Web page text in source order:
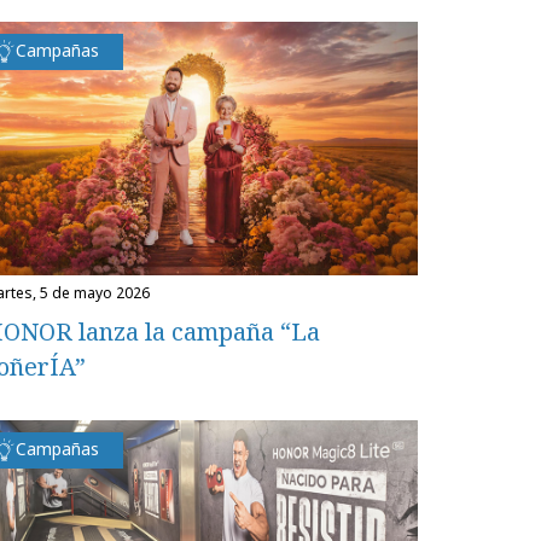
Campañas
5 de mayo 2026
lanza la campaña “La
Campañas